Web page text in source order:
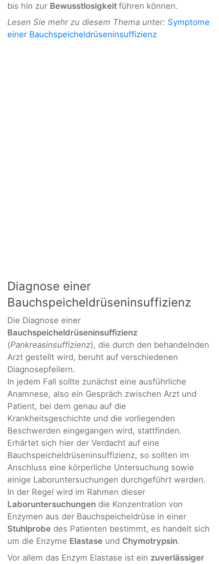
bis hin zur Bewusstlosigkeit führen können.
Lesen Sie mehr zu diesem Thema unter: Symptome
einer Bauchspeicheldrüseninsuffizienz
Diagnose einer
Bauchspeicheldrüseninsuffizienz
Die Diagnose einer
Bauchspeicheldrüseninsuffizienz
(Pankreasinsuffizienz), die durch den behandelnden
Arzt gestellt wird, beruht auf verschiedenen
Diagnosepfeilern.
In jedem Fall sollte zunächst eine ausführliche
Anamnese, also ein Gespräch zwischen Arzt und
Patient, bei dem genau auf die
Krankheitsgeschichte und die vorliegenden
Beschwerden eingegangen wird, stattfinden.
Erhärtet sich hier der Verdacht auf eine
Bauchspeicheldrüseninsuffizienz, so sollten im
Anschluss eine körperliche Untersuchung sowie
einige Laboruntersuchungen durchgeführt werden.
In der Regel wird im Rahmen dieser
Laboruntersuchungen die Konzentration von
Enzymen aus der Bauchspeicheldrüse in einer
Stuhlprobe des Patienten bestimmt, es handelt sich
um die Enzyme Elastase und Chymotrypsin.
Vor allem das Enzym Elastase ist ein zuverlässiger